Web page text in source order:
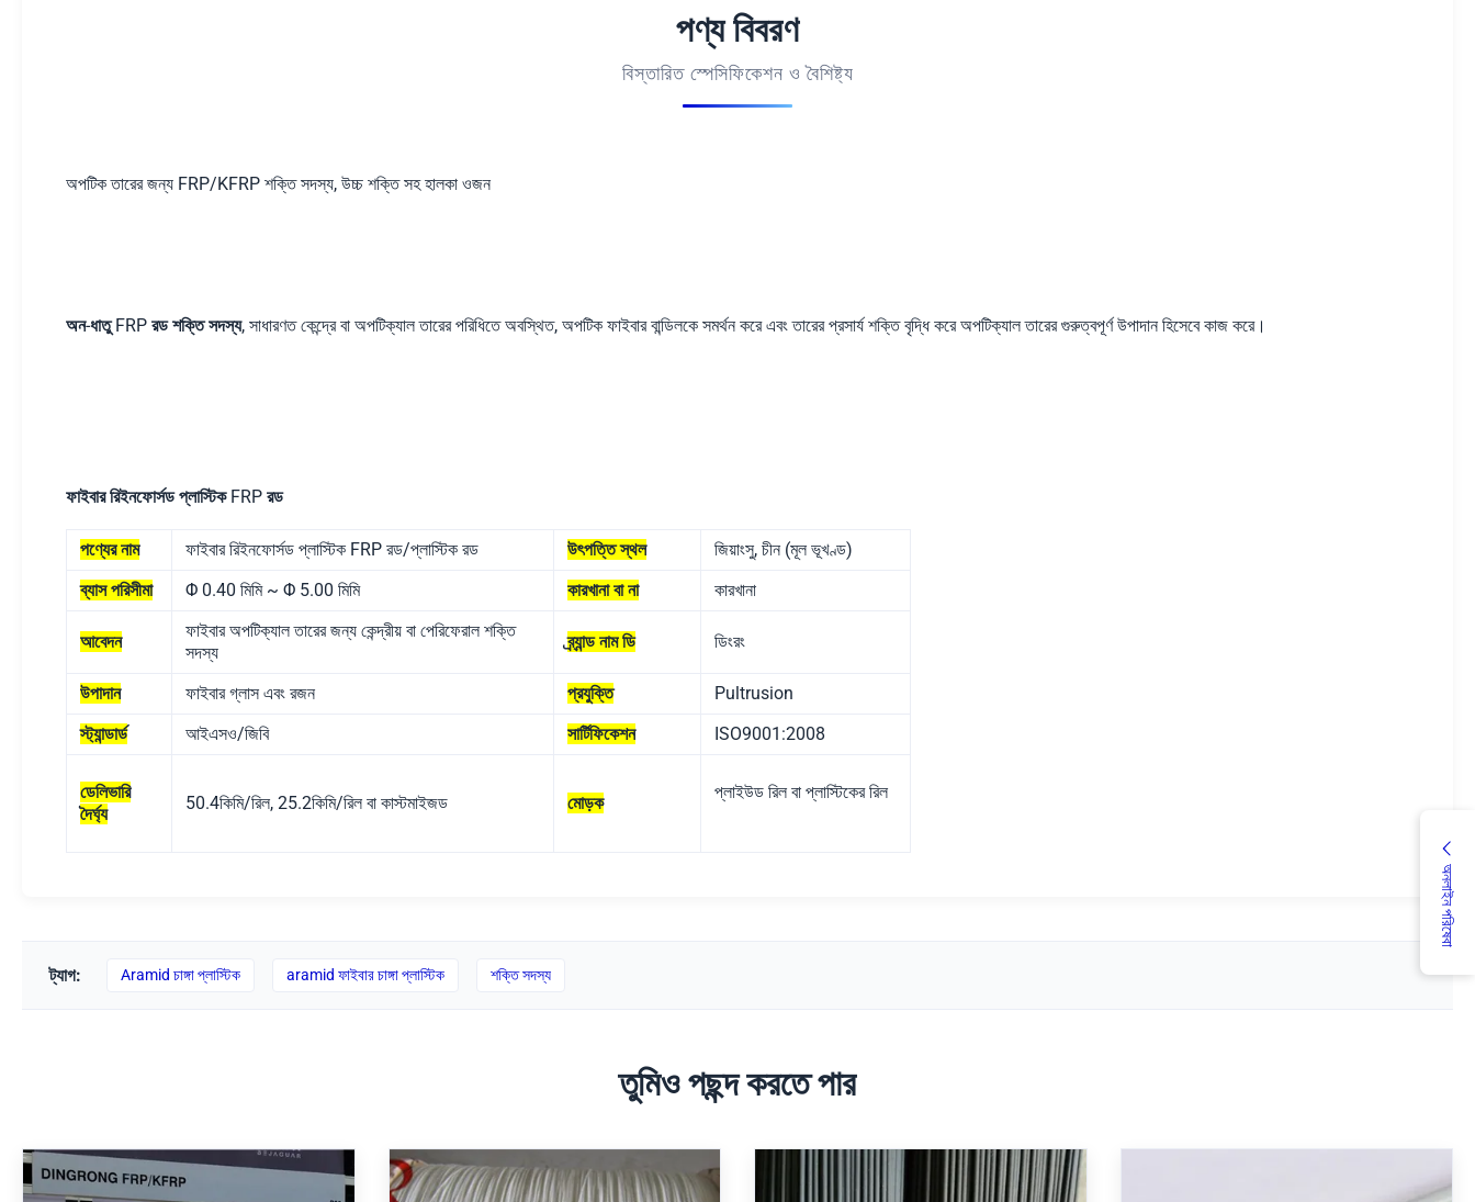
অনলাইন পরিষেবা
পণ্য বিবরণ
বিস্তারিত স্পেসিফিকেশন ও বৈশিষ্ট্য
অপটিক তারের জন্য FRP/KFRP শক্তি সদস্য, উচ্চ শক্তি সহ হালকা ওজন
অন-ধাতু FRP রড শক্তি সদস্য, সাধারণত কেন্দ্রে বা অপটিক্যাল তারের পরিধিতে অবস্থিত, অপটিক ফাইবার বান্ডিলকে সমর্থন করে এবং তারের প্রসার্য শক্তি বৃদ্ধি করে অপটিক্যাল তারের গুরুত্বপূর্ণ উপাদান হিসেবে কাজ করে।
ফাইবার রিইনফোর্সড প্লাস্টিক FRP রড
পণ্যের নাম ফাইবার রিইনফোর্সড প্লাস্টিক FRP রড/প্লাস্টিক রড উৎপত্তি স্থল
জিয়াংসু, চীন (মূল ভূখণ্ড)
ব্যাস পরিসীমা
Φ 0.40 মিমি ~ Φ 5.00 মিমি কারখানা বা না কারখানা
আবেদন
ফাইবার অপটিক্যাল তারের জন্য কেন্দ্রীয় বা পেরিফেরাল শক্তি
সদস্য
ব্র্যান্ড নাম ডি ডিংরং
উপাদান ফাইবার গ্লাস এবং রজন প্রযুক্তি
Pultrusion
স্ট্যান্ডার্ড
আইএসও/জিবি সার্টিফিকেশন ISO9001:2008
ডেলিভারি
দৈর্ঘ্য
50.4কিমি/রিল, 25.2কিমি/রিল বা কাস্টমাইজড মোড়ক
প্লাইউড রিল বা প্লাস্টিকের রিল
ট্যাগ: Aramid চাঙ্গা প্লাস্টিক aramid ফাইবার চাঙ্গা প্লাস্টিক শক্তি সদস্য
তুমিও পছন্দ করতে পার